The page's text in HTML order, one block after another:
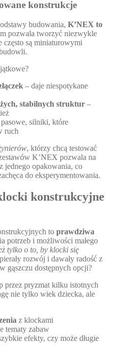
konstrukcje
budowania, K’NEX to
pozwala tworzyć niezwykle
są miniaturowymi
– daje niespotykane
stabilnych struktur –
pasowe, silniki, które
ruch
, którzy chcą testować
K’NEX pozwala na
jednego opakowania, co
do eksperymentowania.
konstrukcyjne
to prawdziwa
potrzeb i możliwości małego
tylko o to, by klocki się
rozwój i dawały radość z
gąszczu dostępnych opcji?
przez pryzmat kilku istotnych
nie tylko wiek dziecka, ale
z klockami
tematy zabaw
efekty, czy może długie